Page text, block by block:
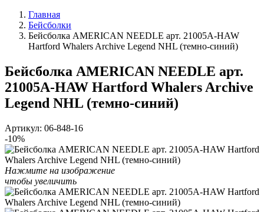
Главная
Бейсболки
Бейсболка AMERICAN NEEDLE арт. 21005A-HAW
Hartford Whalers Archive Legend NHL (темно-синий)
Бейсболка AMERICAN NEEDLE арт.
21005A-HAW Hartford Whalers Archive
Legend NHL (темно-синий)
Артикул: 06-848-16
-10%
Нажмите на изображение
чтобы увеличить